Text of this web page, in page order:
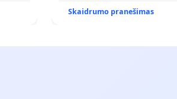
VIEŠAJAI ŽELDYNŲ
Skaidrumo pranešimas